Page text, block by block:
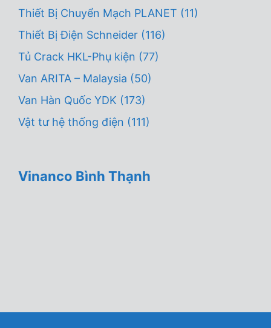
Thiết Bị Chuyển Mạch PLANET (11)
Thiết Bị Điện Schneider (116)
Tủ Crack HKL-Phụ kiện (77)
Van ARITA – Malaysia (50)
Van Hàn Quốc YDK (173)
Vật tư hệ thống điện (111)
Vinanco Bình Thạnh